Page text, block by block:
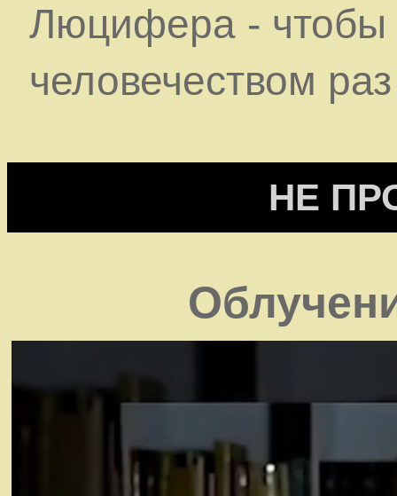
Люцифера - чтобы
человечеством
НЕ